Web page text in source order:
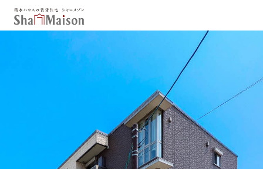
保存した条件
新着メール設定
東北
関東
関西
中国・四国